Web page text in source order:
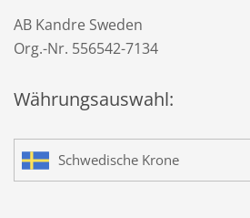
AB Kandre Sweden
Org.-Nr. 556542-7134
Währungsauswahl:
Schwedische Krone